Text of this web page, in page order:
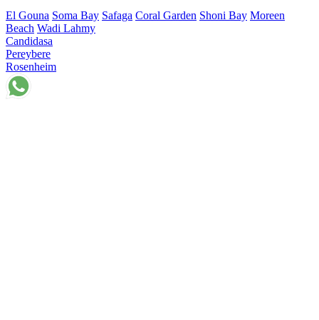
El Gouna Soma Bay Safaga Coral Garden Shoni Bay Moreen
Beach Wadi Lahmy
Candidasa
Pereybere
Rosenheim